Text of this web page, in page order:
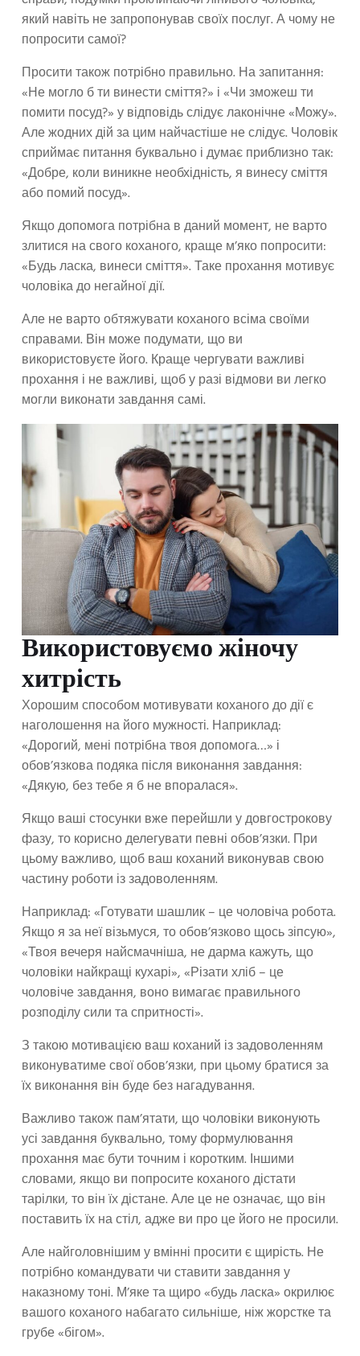
який навіть не запропонував своїх послуг. А чому не
попросити самої?
Просити також потрібно правильно. На запитання:
«Не могло б ти винести сміття?» і «Чи зможеш ти
помити посуд?» у відповідь слідує лаконічне «Можу».
Але жодних дій за цим найчастіше не слідує. Чоловік
сприймає питання буквально і думає приблизно так:
«Добре, коли виникне необхідність, я винесу сміття
або помий посуд».
Якщо допомога потрібна в даний момент, не варто
злитися на свого коханого, краще м’яко попросити:
«Будь ласка, винеси сміття». Таке прохання мотивує
чоловіка до негайної дії.
Але не варто обтяжувати коханого всіма своїми
справами. Він може подумати, що ви
використовуєте його. Краще чергувати важливі
прохання і не важливі, щоб у разі відмови ви легко
могли виконати завдання самі.
Використовуємо жіночу
хитрість
Хорошим способом мотивувати коханого до дії є
наголошення на його мужності. Наприклад:
«Дорогий, мені потрібна твоя допомога…» і
обов’язкова подяка після виконання завдання:
«Дякую, без тебе я б не впоралася».
Якщо ваші стосунки вже перейшли у довгострокову
фазу, то корисно делегувати певні обов’язки. При
цьому важливо, щоб ваш коханий виконував свою
частину роботи із задоволенням.
Наприклад: «Готувати шашлик – це чоловіча робота.
Якщо я за неї візьмуся, то обов’язково щось зіпсую»,
«Твоя вечеря найсмачніша, не дарма кажуть, що
чоловіки найкращі кухарі», «Різати хліб – це
чоловіче завдання, воно вимагає правильного
розподілу сили та спритності».
З такою мотивацією ваш коханий із задоволенням
виконуватиме свої обов’язки, при цьому братися за
їх виконання він буде без нагадування.
Важливо також пам’ятати, що чоловіки виконують
усі завдання буквально, тому формулювання
прохання має бути точним і коротким. Іншими
словами, якщо ви попросите коханого дістати
тарілки, то він їх дістане. Але це не означає, що він
поставить їх на стіл, адже ви про це його не просили.
Але найголовнішим у вмінні просити є щирість. Не
потрібно командувати чи ставити завдання у
наказному тоні. М’яке та щиро «будь ласка» окрилює
вашого коханого набагато сильніше, ніж жорстке та
грубе «бігом».